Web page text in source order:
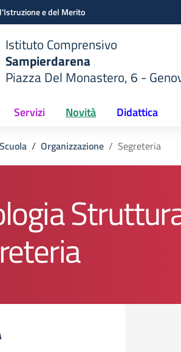
e del Merito
Istituto Comprensivo
Sampierdarena
Piazza Del Monastero, 6 -
Servizi Novità Didattica
Scuola Organizzazione Segreteria